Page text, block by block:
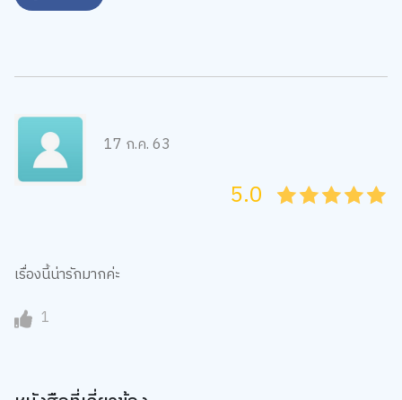
17 ก.ค. 63
45
4
35
3
25
2
15
1
05
5.0
เรื่องนี้น่ารักมากค่ะ
1